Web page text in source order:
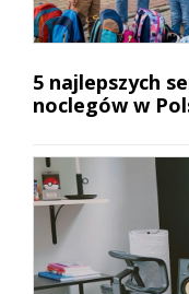
5 najlepszych
noclegów w